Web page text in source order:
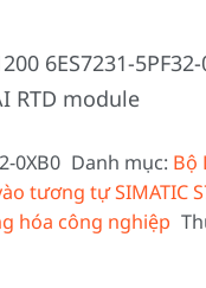
6ES7231-
RTD module
0XB0 Danh mục: Bộ
tương tự SIMATIC
hóa công nghiệp